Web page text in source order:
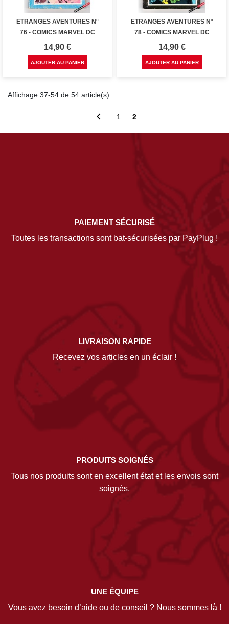
ETRANGES AVENTURES N°
76 - COMICS MARVEL DC
Prix
14,90 €
AJOUTER AU PANIER
ETRANGES AVENTURES N°
78 - COMICS MARVEL DC
Prix
14,90 €
AJOUTER AU PANIER
Affichage 37-54 de 54 article(s)
 1 2
PAIEMENT SÉCURISÉ
Toutes les transactions sont bat-sécurisées par PayPlug !
LIVRAISON RAPIDE
Recevez vos articles en un éclair !
PRODUITS SOIGNÉS
Tous nos produits sont en excellent état et les envois sont
soignés.
UNE ÉQUIPE
Vous avez besoin d’aide ou de conseil ? Nous sommes là !